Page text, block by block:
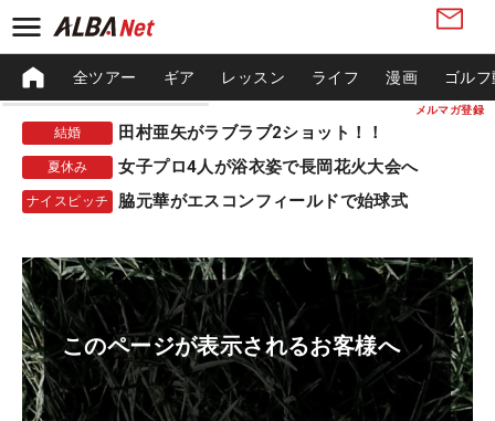
メルマガ登録
全ツアー ギア レッスン ライフ 漫画 ゴル
結婚 田村亜矢がラブラブ2ショット！！
夏休み 女子プロ4人が浴衣姿で長岡花火大会へ
ナイスピッチ 脇元華がエスコンフィールドで始球式
このページが表示されるお客様へ